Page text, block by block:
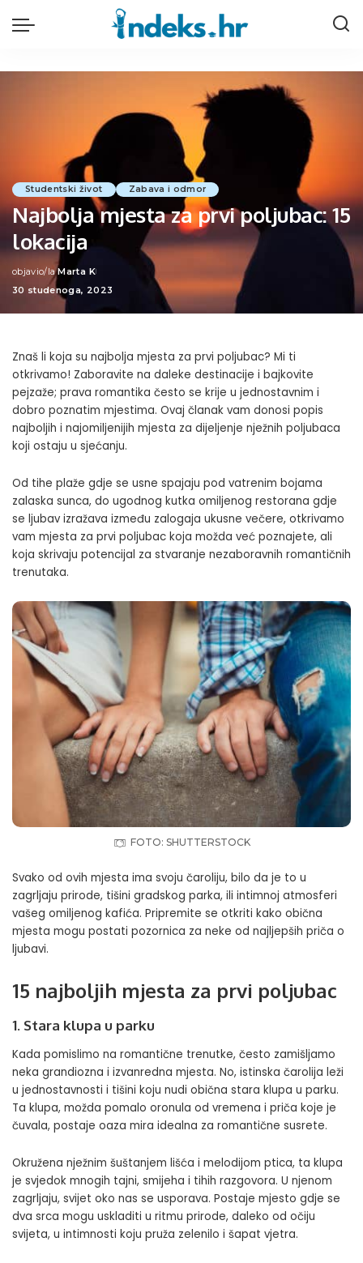
Studentski život Zabava i odmor
Najbolja mjesta za prvi poljubac: 15
lokacija
Posted
by
objavio/la Marta K
30 studenoga, 2023
Znaš li koja su najbolja mjesta za prvi poljubac? Mi ti
otkrivamo! Zaboravite na daleke destinacije i bajkovite
pejzaže; prava romantika često se krije u jednostavnim i
dobro poznatim mjestima. Ovaj članak vam donosi popis
najboljih i najomiljenijih mjesta za dijeljenje nježnih poljubaca
koji ostaju u sjećanju.
Od tihe plaže gdje se usne spajaju pod vatrenim bojama
zalaska sunca, do ugodnog kutka omiljenog restorana gdje
se ljubav izražava između zalogaja ukusne večere, otkrivamo
vam mjesta za prvi poljubac koja možda već poznajete, ali
koja skrivaju potencijal za stvaranje nezaboravnih romantičnih
trenutaka.
FOTO: SHUTTERSTOCK
Svako od ovih mjesta ima svoju čaroliju, bilo da je to u
zagrljaju prirode, tišini gradskog parka, ili intimnoj atmosferi
vašeg omiljenog kafića. Pripremite se otkriti kako obična
mjesta mogu postati pozornica za neke od najljepših priča o
ljubavi.
15 najboljih mjesta za prvi poljubac
1. Stara klupa u parku
Kada pomislimo na romantične trenutke, često zamišljamo
neka grandiozna i izvanredna mjesta. No, istinska čarolija leži
u jednostavnosti i tišini koju nudi obična stara klupa u parku.
Ta klupa, možda pomalo oronula od vremena i priča koje je
čuvala, postaje oaza mira idealna za romantične susrete.
Okružena nježnim šuštanjem lišća i melodijom ptica, ta klupa
je svjedok mnogih tajni, smijeha i tihih razgovora. U njenom
zagrljaju, svijet oko nas se usporava. Postaje mjesto gdje se
dva srca mogu uskladiti u ritmu prirode, daleko od očiju
svijeta, u intimnosti koju pruža zelenilo i šapat vjetra.